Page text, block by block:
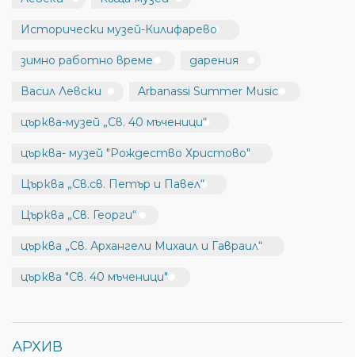
Исторически музей-Килифарево
зимно работно време дарения
Васил Левски Arbanassi Summer Music
църква-музей „Св. 40 мъченици“
църква- музей "Рождество Христово"
Църква „Св.св. Петър и Павел“
Църква „Св. Георги“
църква „Св. Архангели Михаил и Гавраил“
църква "Св. 40 мъченици"
АРХИВ